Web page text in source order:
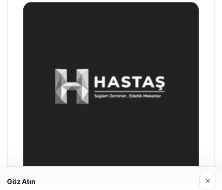
Göz Atın ×